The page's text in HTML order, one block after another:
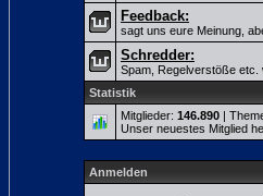
Feedback:
sagt uns eure Meinung,
Schredder:
Spam, Regelverstöße etc.
Statistik
Mitglieder: 146.890 |
Unser neuestes Mitglied
Anmelden